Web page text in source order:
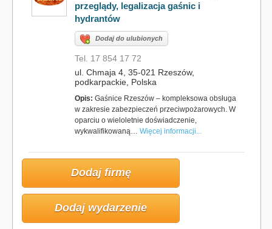
przeglądy, legalizacja gaśnic i
hydrantów
Dodaj do ulubionych
Tel. 17 854 17 72
ul. Chmaja 4, 35-021 Rzeszów,
podkarpackie, Polska
Opis: Gaśnice Rzeszów – kompleksowa obsługa
w zakresie zabezpieczeń przeciwpożarowych. W
oparciu o wieloletnie doświadczenie,
wykwalifikowaną… Więcej informacji...
Dodaj firmę
Dodaj wydarzenie